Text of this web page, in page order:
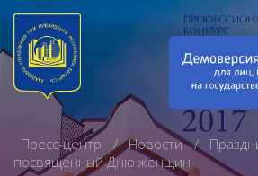
Пресс-центр Новости
посвященный Дню женщин